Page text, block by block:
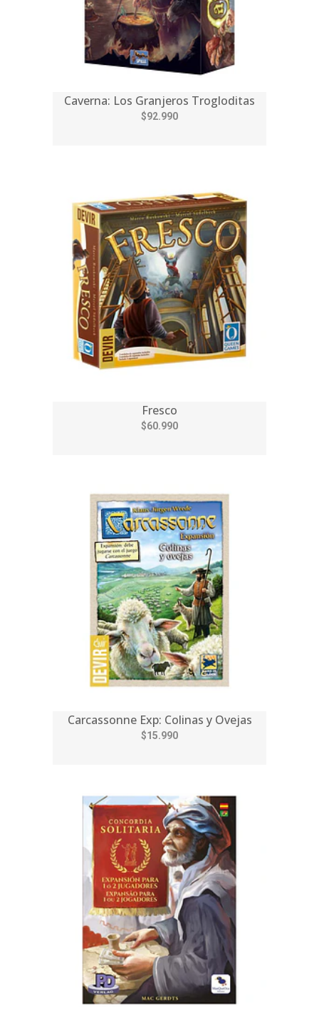
Caverna: Los Granjeros Trogloditas
$92.990
Fresco
$60.990
Carcassonne Exp: Colinas y Ovejas
$15.990